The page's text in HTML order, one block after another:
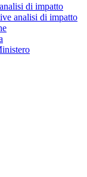
di impatto
analisi di impatto